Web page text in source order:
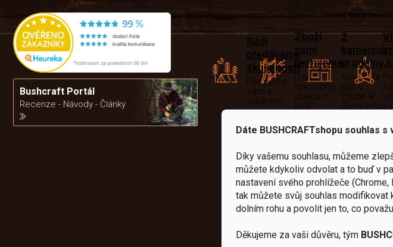
Dáte BUSHCRAFTshopu souhlas s
Díky vašemu souhlasu, můžeme
můžete kdykoliv odvolat a to buď v
nastavení svého prohlížeče (Chrome,
tak můžete svůj souhlas modifikovat
dolním rohu a povolit jen to, co
Děkujeme za vaši důvěru, tým
Bushcraft Portál
Recenze - Návody - Články
Rádi
předáváme
zkušenosti
Poradíme
vám s
výběrem
Zboží
sami
testujeme
U nás
nekoupíte
„zajíce v
pytli“
2
kamenné
prodejny
Navštivte
nás v
Praze a
Šumperku v
další skvělé výhody